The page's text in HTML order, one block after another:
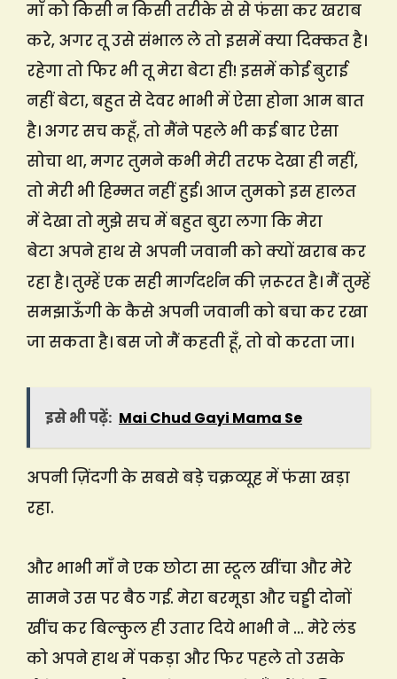
माँ को किसी न किसी तरीके से से फंसा कर खराब
करे, अगर तू उसे संभाल ले तो इसमें क्या दिक्कत है।
रहेगा तो फिर भी तू मेरा बेटा ही! इसमें कोई बुराई
नहीं बेटा, बहुत से देवर भाभी में ऐसा होना आम बात
है। अगर सच कहूँ, तो मैंने पहले भी कई बार ऐसा
सोचा था, मगर तुमने कभी मेरी तरफ देखा ही नहीं,
तो मेरी भी हिम्मत नहीं हुई। आज तुमको इस हालत
में देखा तो मुझे सच में बहुत बुरा लगा कि मेरा
बेटा अपने हाथ से अपनी जवानी को क्यों खराब कर
रहा है। तुम्हें एक सही मार्गदर्शन की ज़रूरत है। मैं तुम्हें
समझाऊँगी के कैसे अपनी जवानी को बचा कर रखा
जा सकता है। बस जो मैं कहती हूँ, तो वो करता जा।
इसे भी पढ़ें: Mai Chud Gayi Mama Se
अपनी ज़िंदगी के सबसे बड़े चक्रव्यूह में फंसा खड़ा
रहा.
और भाभी माँ ने एक छोटा सा स्टूल खींचा और मेरे
सामने उस पर बैठ गई. मेरा बरमूडा और चड्डी दोनों
खींच कर बिल्कुल ही उतार दिये भाभी ने … मेरे लंड
को अपने हाथ में पकड़ा और फिर पहले तो उसके